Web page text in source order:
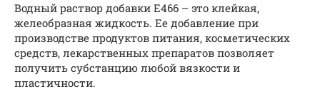
Водный раствор добавки Е466 – это клейкая,
желеобразная жидкость. Ее добавление при
производстве продуктов питания, косметических
средств, лекарственных препаратов позволяет
получить субстанцию любой вязкости и
пластичности.